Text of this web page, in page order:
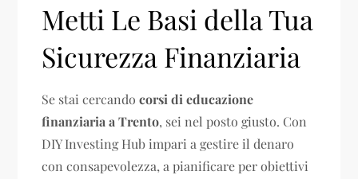
Metti Le Basi della Tua
Sicurezza Finanziaria
Se stai cercandocorsi di educazione
finanziaria a Trento, sei nel posto giusto. Con
DIY Investing Hub impari a gestire il denaro
con consapevolezza, a pianificare per obiettivi